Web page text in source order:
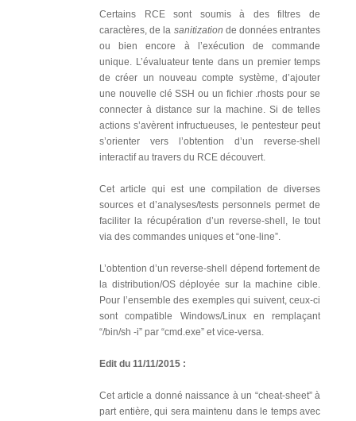
Certains RCE sont soumis à des filtres de
caractères, de la sanitization de données entrantes
ou bien encore à l’exécution de commande
unique. L’évaluateur tente dans un premier temps
de créer un nouveau compte système, d’ajouter
une nouvelle clé SSH ou un fichier .rhosts pour se
connecter à distance sur la machine. Si de telles
actions s’avèrent infructueuses, le pentesteur peut
s’orienter vers l’obtention d’un reverse-shell
interactif au travers du RCE découvert.
Cet article qui est une compilation de diverses
sources et d’analyses/tests personnels permet de
faciliter la récupération d’un reverse-shell, le tout
via des commandes uniques et “one-line”.
L’obtention d’un reverse-shell dépend fortement de
la distribution/OS déployée sur la machine cible.
Pour l’ensemble des exemples qui suivent, ceux-ci
sont compatible Windows/Linux en remplaçant
“/bin/sh -i” par “cmd.exe” et vice-versa.
Edit du 11/11/2015 :
Cet article a donné naissance à un “cheat-sheet” à
part entière, qui sera maintenu dans le temps avec